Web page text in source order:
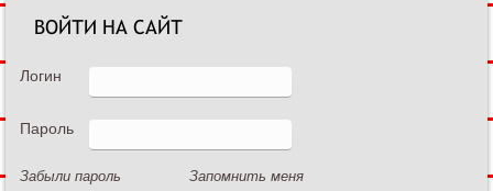
Сеялки зерновые
Сеялки пропашные
Культиваторы междурядные
ВОЙТИ НА САЙТ
Логин
Пароль
Забыли пароль Запомнить меня